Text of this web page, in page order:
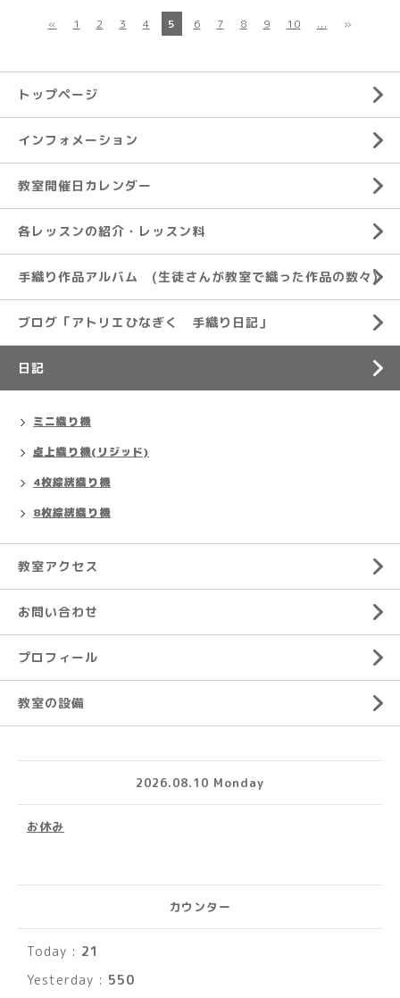
« 1 2 3 4 5 6 7 8 9 10 ... »
トップページ
インフォメーション
教室開催日カレンダー
各レッスンの紹介・レッスン料
手織り作品アルバム (生徒さんが教室で織った作品の数々)
ブログ「アトリエひなぎく 手織り日記」
日記
ミニ織り機
卓上織り機(リジッド)
4枚綜絖織り機
8枚綜絖織り機
教室アクセス
お問い合わせ
プロフィール
教室の設備
2026.08.10 Monday
お休み
カウンター
Today : 21
Yesterday : 550